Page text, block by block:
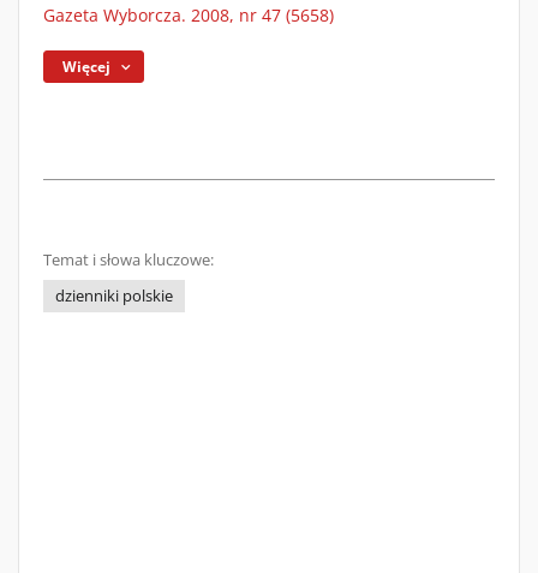
Gazeta Wyborcza. 2008, nr 47 (5658)
Więcej
Temat i słowa kluczowe:
dzienniki polskie